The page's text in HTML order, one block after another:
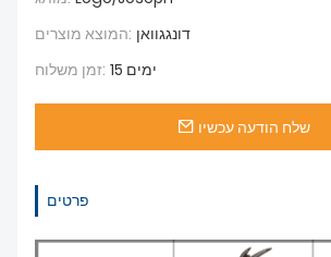
המוצא מוצרים: דונגגוואן
זמן משלוח:
15 ימים
שלח הודעה עכשיו
פרטים